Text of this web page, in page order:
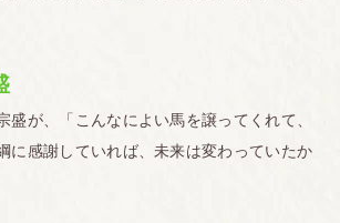
盛が、「こんなによい馬を譲ってくれて、
に感謝していれば、未来は変わっていたか